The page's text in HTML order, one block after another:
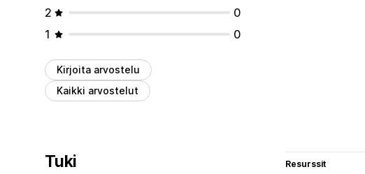
2
0
1
0
Kirjoita arvostelu
Kaikki arvostelut
Tuki Resurssit